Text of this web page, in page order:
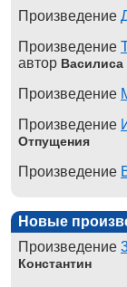
Произведение
Произведение
автор Василиса
Произведение
Произведение
Отпущения
Произведение
Новые
Произведение
Константин